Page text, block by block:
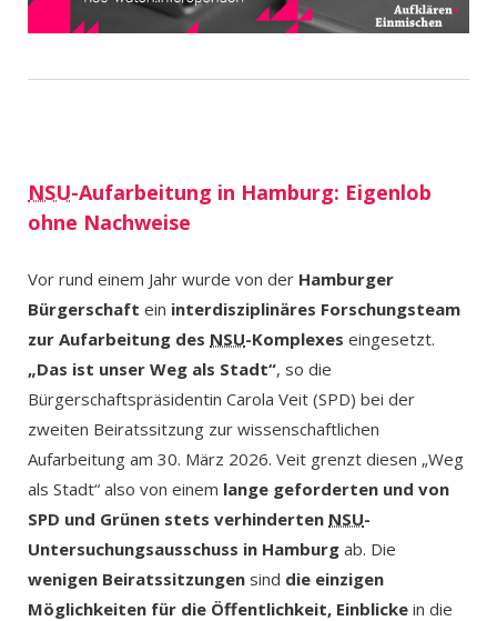
NSU-Aufarbeitung in Hamburg: Eigenlob
ohne Nachweise
Vor rund einem Jahr wurde von der Hamburger
Bürgerschaft ein interdisziplinäres Forschungsteam
zur Aufarbeitung des NSU-Komplexes eingesetzt.
„Das ist unser Weg als Stadt“, so die
Bürgerschaftspräsidentin Carola Veit (SPD) bei der
zweiten Beiratssitzung zur wissenschaftlichen
Aufarbeitung am 30. März 2026. Veit grenzt diesen „Weg
als Stadt“ also von einem lange geforderten und von
SPD und Grünen stets verhinderten NSU-
Untersuchungsausschuss in Hamburg ab. Die
wenigen Beiratssitzungen sind die einzigen
Möglichkeiten für die Öffentlichkeit, Einblicke in die